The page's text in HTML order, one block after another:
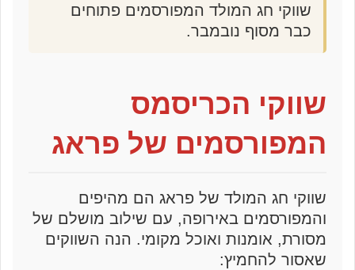
שווקי חג המולד המפורסמים פתוחים
כבר מסוף נובמבר.
שווקי הכריסמס
המפורסמים של פראג
שווקי חג המולד של פראג הם מהיפים
והמפורסמים באירופה, עם שילוב מושלם של
מסורת, אומנות ואוכל מקומי. הנה השווקים
שאסור להחמיץ: